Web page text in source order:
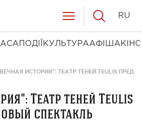
ПОДІЇ КУЛЬТУРААФІША КІНО
RU
ИСТОРИЯ": ТЕАТР ТЕНЕЙ TEULIS
Театр теней Teulis
спектакль